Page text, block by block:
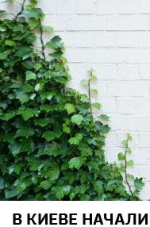
В КИЕВЕ